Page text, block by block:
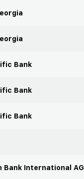
Bank
Bank
Bank
Bank International AG